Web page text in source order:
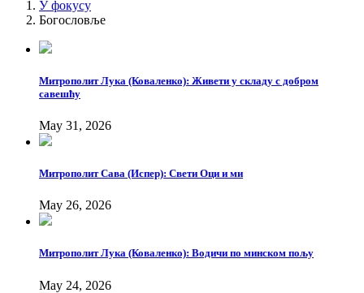
У фокусу
Богословље
Митрополит Лука (Коваленко): Живети у складу с добром
савешћу
May 31, 2026
Митрополит Сава (Испер): Свети Оци и ми
May 26, 2026
Митрополит Лука (Коваленко): Водичи по минском пољу
May 24, 2026